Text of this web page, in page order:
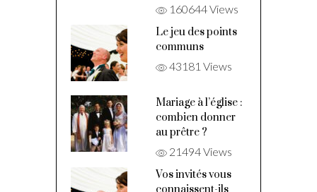
160644 Views
Le jeu des points
communs
43181 Views
Mariage à l’église :
combien donner
au prêtre ?
21494 Views
Vos invités vous